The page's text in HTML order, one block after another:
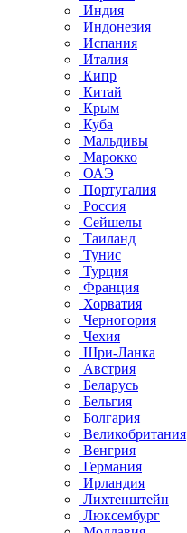
Индия
Индонезия
Испания
Италия
Кипр
Китай
Крым
Куба
Мальдивы
Марокко
ОАЭ
Португалия
Россия
Сейшелы
Таиланд
Тунис
Турция
Франция
Хорватия
Черногория
Чехия
Шри-Ланка
Австрия
Беларусь
Бельгия
Болгария
Великобритания
Венгрия
Германия
Ирландия
Лихтенштейн
Люксембург